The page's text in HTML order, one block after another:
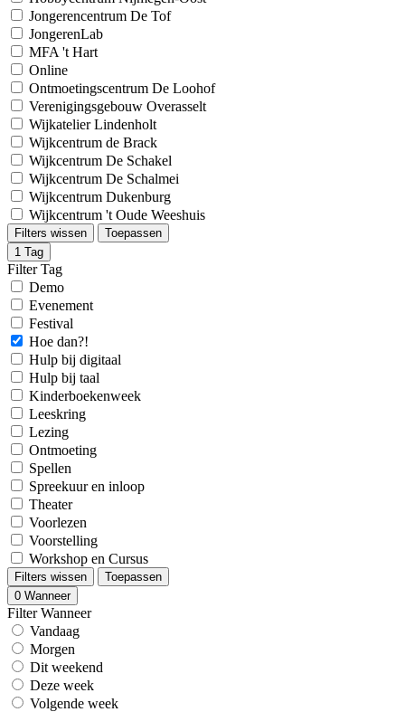
Jongerencentrum De Tof
JongerenLab
MFA 't Hart
Online
Ontmoetingscentrum De Loohof
Verenigingsgebouw Overasselt
Wijkatelier Lindenholt
Wijkcentrum de Brack
Wijkcentrum De Schakel
Wijkcentrum De Schalmei
Wijkcentrum Dukenburg
Wijkcentrum 't Oude Weeshuis
Filters wissen
Toepassen
1 Tag
Filter Tag
Demo
Evenement
Festival
Hoe dan?!
Hulp bij digitaal
Hulp bij taal
Kinderboekenweek
Leeskring
Lezing
Ontmoeting
Spellen
Spreekuur en inloop
Theater
Voorlezen
Voorstelling
Workshop en Cursus
Filters wissen
Toepassen
0 Wanneer
Filter Wanneer
Vandaag
Morgen
Dit weekend
Deze week
Volgende week